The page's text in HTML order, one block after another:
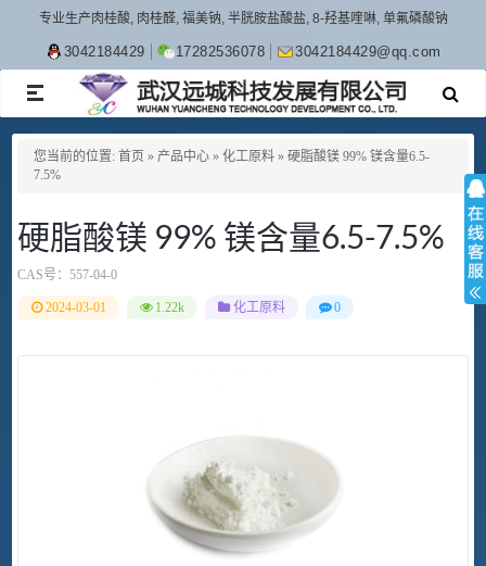
专业生产肉桂酸, 肉桂醛, 福美钠, 半胱胺盐酸盐, 8-羟基喹啉, 单氟磷酸钠
3042184429 17282536078 3042184429@qq.com
TOGGLE
NAVIGATION
您当前的位置: 首页 » 产品中心 » 化工原料 » 硬脂酸镁 99% 镁含量6.5-
7.5%
硬脂酸镁 99% 镁含量6.5-7.5%
CAS号： 557-04-0
2024-03-01 1.22k 化工原料 0